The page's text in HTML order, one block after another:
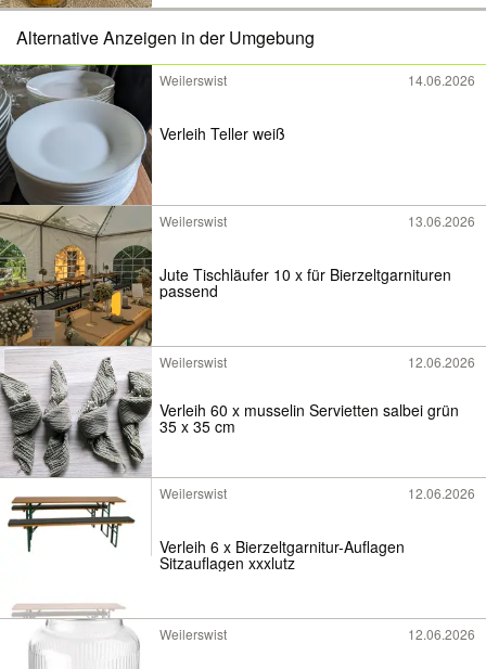
Alternative Anzeigen in der Umgebung
Weilerswist 14.06.2026
Verleih Teller weiß
Weilerswist 13.06.2026
Jute Tischläufer 10 x für Bierzeltgarnituren
passend
Weilerswist 12.06.2026
Verleih 60 x musselin Servietten salbei grün
35 x 35 cm
Weilerswist 12.06.2026
Verleih 6 x Bierzeltgarnitur-Auflagen
Sitzauflagen xxxlutz
Weilerswist 12.06.2026